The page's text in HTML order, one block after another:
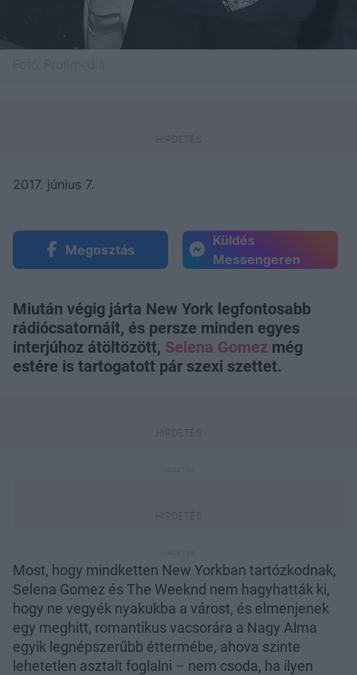
2017. június 7.
Megosztás
Küldés
Messengeren
Miután végig járta New York legfontosabb
rádiócsatornáit, és persze minden egyes
interjúhoz átöltözött, Selena Gomez még
estére is tartogatott pár szexi szettet.
Most, hogy mindketten New Yorkban tartózkodnak,
Selena Gomez és The Weeknd nem hagyhatták ki,
hogy ne vegyék nyakukba a várost, és elmenjenek
egy meghitt, romantikus vacsorára a Nagy Alma
egyik legnépszerűbb éttermébe, ahova szinte
lehetetlen asztalt foglalni – nem csoda, ha ilyen